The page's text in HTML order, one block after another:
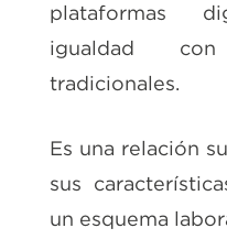
plataformas
igualdad
tradicionales.
Es una relación
sus
un esquema